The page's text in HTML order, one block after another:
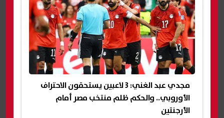
مجدي عبد الغني: 3 لاعبين يستحقون الاحتراف
الأوروبي.. والحكم ظلم منتخب مصر أمام
الأرجنتين